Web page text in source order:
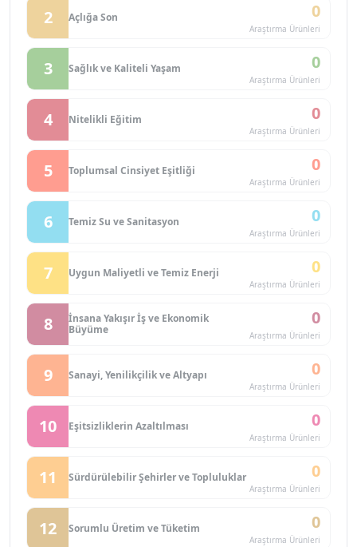
2 Açlığa Son 0
Araştırma Ürünleri
3 Sağlık ve Kaliteli Yaşam 0
Araştırma Ürünleri
4 Nitelikli Eğitim 0
Araştırma Ürünleri
5 Toplumsal Cinsiyet Eşitliği 0
Araştırma Ürünleri
6 Temiz Su ve Sanitasyon 0
Araştırma Ürünleri
7 Uygun Maliyetli ve Temiz Enerji 0
Araştırma Ürünleri
8
İnsana Yakışır İş ve Ekonomik
Büyüme
0
Araştırma Ürünleri
9 Sanayi, Yenilikçilik ve Altyapı 0
Araştırma Ürünleri
10 Eşitsizliklerin Azaltılması 0
Araştırma Ürünleri
11 Sürdürülebilir Şehirler ve Topluluklar 0
Araştırma Ürünleri
12 Sorumlu Üretim ve Tüketim 0
Araştırma Ürünleri